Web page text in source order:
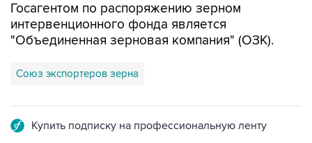
Госагентом по распоряжению зерном
интервенционного фонда является
"Объединенная зерновая компания" (ОЗК).
Союз экспортеров зерна
Купить подписку на профессиональную ленту